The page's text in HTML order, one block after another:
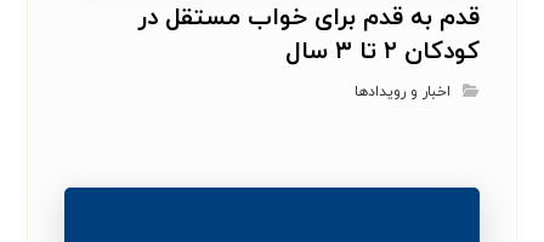
قدم به قدم برای خواب مستقل در
کودکان ۲ تا ۳ سال
اخبار و رویدادها